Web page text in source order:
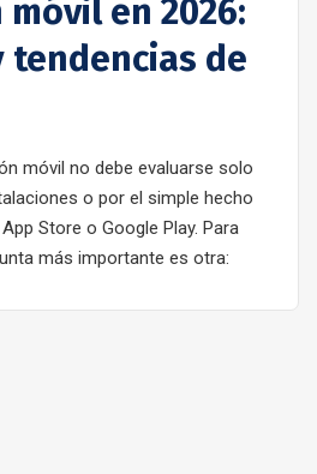
en 2026:
tendencias de
móvil no debe evaluarse solo
o por el simple hecho
Store o Google Play. Para
más importante es otra: